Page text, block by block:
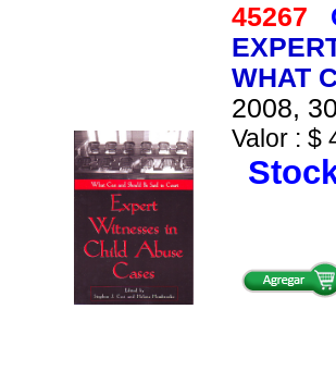
45267
WHAT
2008,
Valor : $